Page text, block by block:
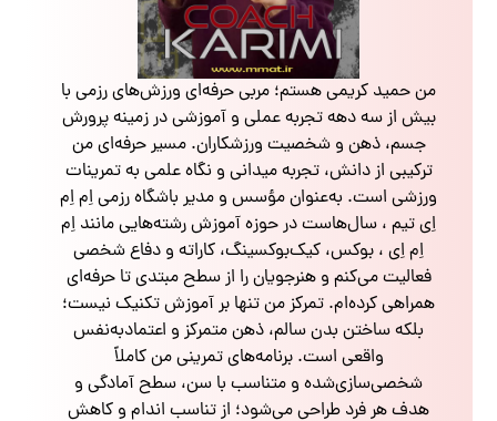
من حمید کریمی هستم؛ مربی حرفه‌ای ورزش‌های رزمی با
بیش از سه دهه تجربه عملی و آموزشی در زمینه پرورش
جسم، ذهن و شخصیت ورزشکاران. مسیر حرفه‌ای من
ترکیبی از دانش، تجربه میدانی و نگاه علمی به تمرینات
ورزشی است. به‌عنوان مؤسس و مدیر باشگاه رزمی اِم اِم
اِی تیم ، سال‌هاست در حوزه آموزش رشته‌هایی مانند اِم
اِم اِی ، بوکس، کیک‌بوکسینگ، کاراته و دفاع شخصی
فعالیت می‌کنم و هنرجویان را از سطح مبتدی تا حرفه‌ای
همراهی کرده‌ام. تمرکز من تنها بر آموزش تکنیک نیست؛
بلکه ساختن بدن سالم، ذهن متمرکز و اعتمادبه‌نفس
واقعی است. برنامه‌های تمرینی من کاملاً
شخصی‌سازی‌شده و متناسب با سن، سطح آمادگی و
هدف هر فرد طراحی می‌شود؛ از تناسب اندام و کاهش